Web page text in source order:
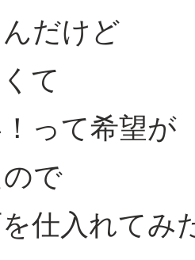
だけど
て
って希望が
で
仕入れてみ